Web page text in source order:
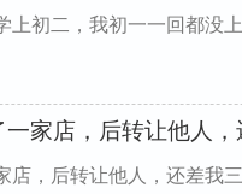
上初二，我初一一回都没
家店，后转让他人
店，后转让他人，还差我